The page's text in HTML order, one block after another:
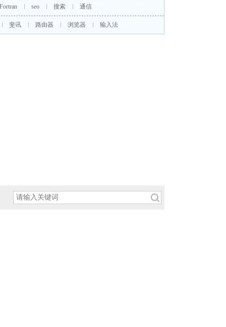
Fortran seo 搜索 通信
斐讯 路由器 浏览器 输入法